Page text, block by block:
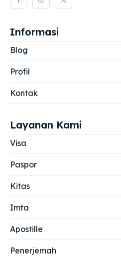
Informasi
Blog
Profil
Kontak
Layanan Kami
Visa
Paspor
Kitas
Imta
Apostille
Penerjemah